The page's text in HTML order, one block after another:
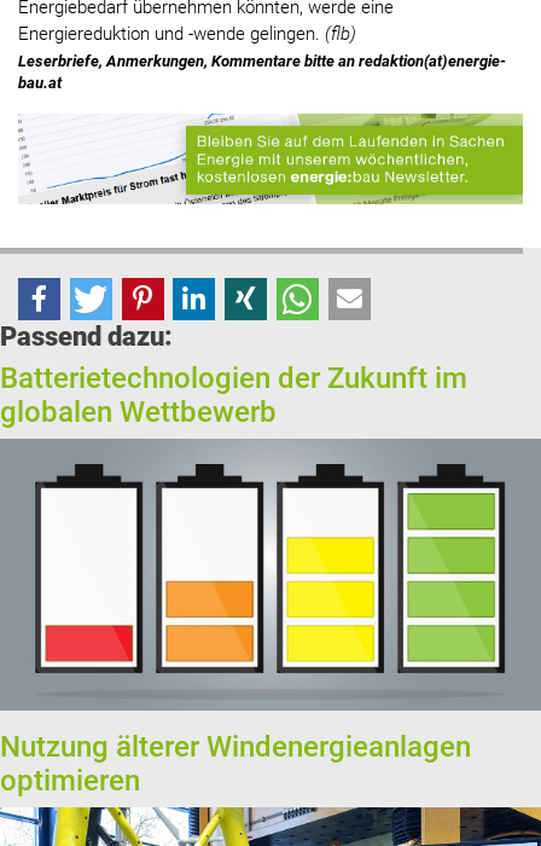
Energiebedarf übernehmen könnten, werde eine
Energiereduktion und -wende gelingen. (flb)
Leserbriefe, Anmerkungen, Kommentare bitte an redaktion(at)energie-
bau.at
Passend dazu:
Batterietechnologien der Zukunft im
globalen Wettbewerb
Nutzung älterer Windenergieanlagen
optimieren